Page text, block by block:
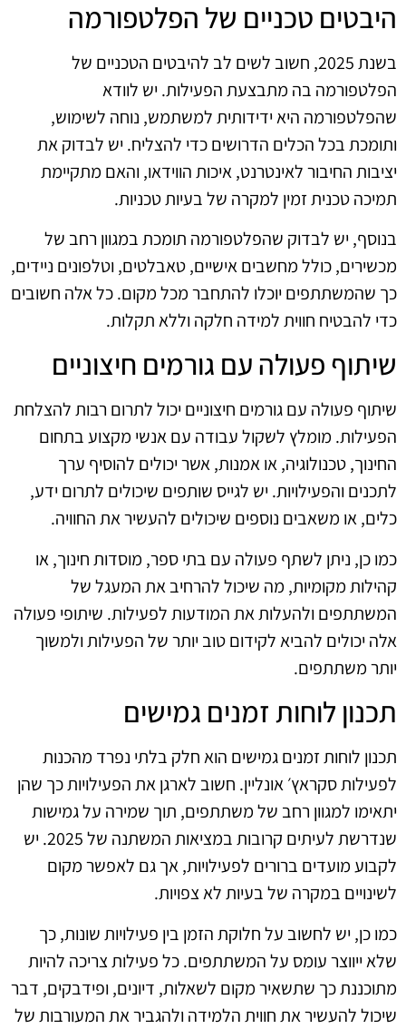
היבטים טכניים של הפלטפורמה
בשנת 2025, חשוב לשים לב להיבטים הטכניים של
הפלטפורמה בה מתבצעת הפעילות. יש לוודא
שהפלטפורמה היא ידידותית למשתמש, נוחה לשימוש,
ותומכת בכל הכלים הדרושים כדי להצליח. יש לבדוק את
יציבות החיבור לאינטרנט, איכות הווידאו, והאם מתקיימת
תמיכה טכנית זמין למקרה של בעיות טכניות.
בנוסף, יש לבדוק שהפלטפורמה תומכת במגוון רחב של
מכשירים, כולל מחשבים אישיים, טאבלטים, וטלפונים ניידים,
כך שהמשתתפים יוכלו להתחבר מכל מקום. כל אלה חשובים
כדי להבטיח חווית למידה חלקה וללא תקלות.
שיתוף פעולה עם גורמים חיצוניים
שיתוף פעולה עם גורמים חיצוניים יכול לתרום רבות להצלחת
הפעילות. מומלץ לשקול עבודה עם אנשי מקצוע בתחום
החינוך, טכנולוגיה, או אמנות, אשר יכולים להוסיף ערך
לתכנים והפעילויות. יש לגייס שותפים שיכולים לתרום ידע,
כלים, או משאבים נוספים שיכולים להעשיר את החוויה.
כמו כן, ניתן לשתף פעולה עם בתי ספר, מוסדות חינוך, או
קהילות מקומיות, מה שיכול להרחיב את המעגל של
המשתתפים ולהעלות את המודעות לפעילות. שיתופי פעולה
אלה יכולים להביא לקידום טוב יותר של הפעילות ולמשוך
יותר משתתפים.
תכנון לוחות זמנים גמישים
תכנון לוחות זמנים גמישים הוא חלק בלתי נפרד מהכנות
לפעילות סקראץ׳ אונליין. חשוב לארגן את הפעילויות כך שהן
יתאימו למגוון רחב של משתתפים, תוך שמירה על גמישות
שנדרשת לעיתים קרובות במציאות המשתנה של 2025. יש
לקבוע מועדים ברורים לפעילויות, אך גם לאפשר מקום
לשינויים במקרה של בעיות לא צפויות.
כמו כן, יש לחשוב על חלוקת הזמן בין פעילויות שונות, כך
שלא ייווצר עומס על המשתתפים. כל פעילות צריכה להיות
מתוכננת כך שתשאיר מקום לשאלות, דיונים, ופידבקים, דבר
שיכול להעשיר את חווית הלמידה ולהגביר את המעורבות של